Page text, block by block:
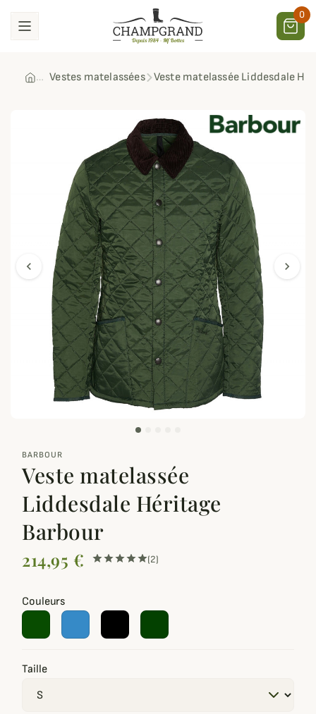
0
Vestes matelassées Veste matelassée Liddesdale
chevron_left chevron_right
BARBOUR
Veste matelassée
Liddesdale Héritage
Barbour
214,95 € (2)
Couleurs
Taille